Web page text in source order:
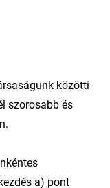
közötti
szorosabb és
a) pont